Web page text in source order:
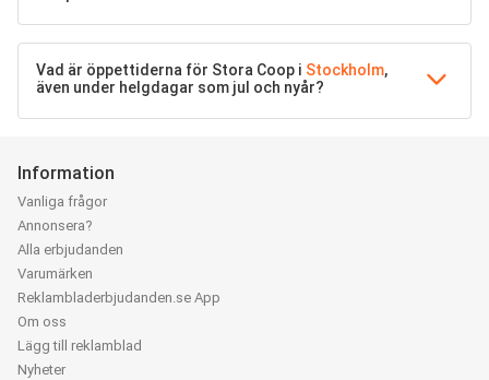
Vad är öppettiderna för Stora Coop i Stockholm,
även under helgdagar som jul och nyår?
Information
Vanliga frågor
Annonsera?
Alla erbjudanden
Varumärken
Reklambladerbjudanden.se App
Om oss
Lägg till reklamblad
Nyheter